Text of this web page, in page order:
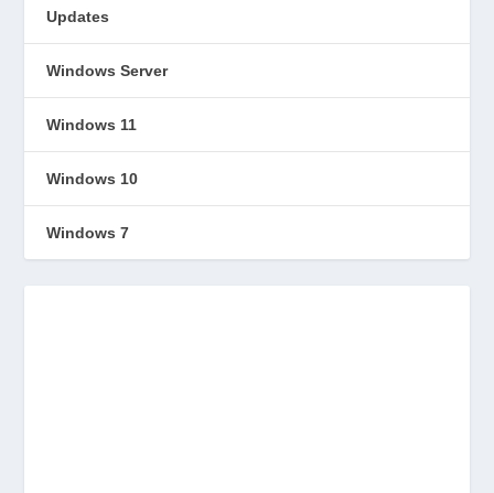
Updates
Windows Server
Windows 11
Windows 10
Windows 7